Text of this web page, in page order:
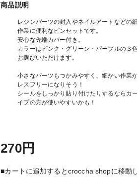
商品説明
レジンパーツの封入やネイルアートなどの
作業に便利なピンセットです。
安心な先端カバー付き。
カラーはピンク・グリーン・パープルの３
お選びいただけます。
小さなパーツもつかみやすく、細かい作業
レスフリーになりそう！
シールをしっかり貼り付けたりするならカ
イプの方が使いやすいかも！
270円
■カートに追加するとcroccha shopに移動